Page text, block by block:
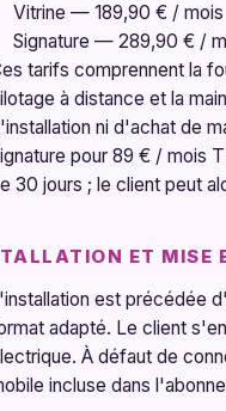
Vitrine — 189,90 € / mois
Signature — 289,90 € /
tarifs comprennent la
à distance et la
ni d'achat de
pour 89 € / mois
30 jours ; le client peut
ET MISE
est précédée
adapté. Le client
À défaut de
incluse dans